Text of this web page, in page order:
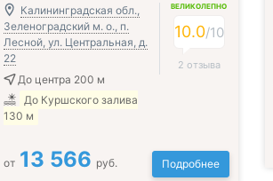
Калининградская обл.,
Зеленоградский м. о., п.
Лесной, ул. Центральная, д.
22
До центра 200 м
До Куршского залива
130 м
ВЕЛИКОЛЕПНО
10.0/10
2 отзыва
от 13 566 руб. Подробнее